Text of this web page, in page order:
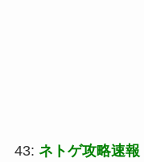
43: ネトゲ攻略速報